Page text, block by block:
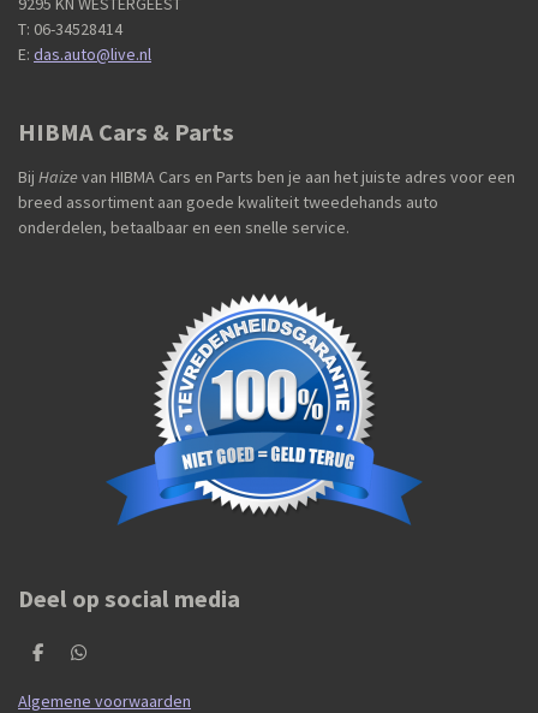
T: 06-34528414
E: das.auto@live.nl
HIBMA Cars & Parts
Bij Haizevan HIBMA Cars en Parts ben je aan het juiste adres voor een
breed assortiment aan goede kwaliteit tweedehands auto
onderdelen, betaalbaar en een snelle service.
Deel op social media
D
l
D
l
Algemene voorwaarden